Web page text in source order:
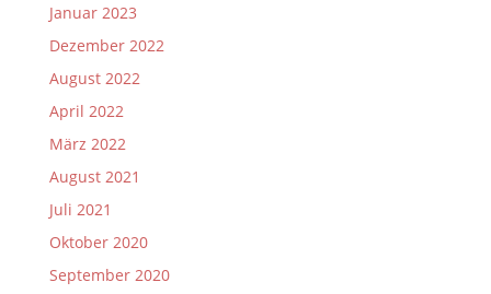
Januar 2023
Dezember 2022
August 2022
April 2022
März 2022
August 2021
Juli 2021
Oktober 2020
September 2020